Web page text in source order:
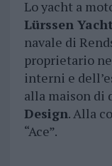
Lo yacht a
Lürssen
navale di
proprietario
interni e
alla maison di
Design. Alla
“Ace”.